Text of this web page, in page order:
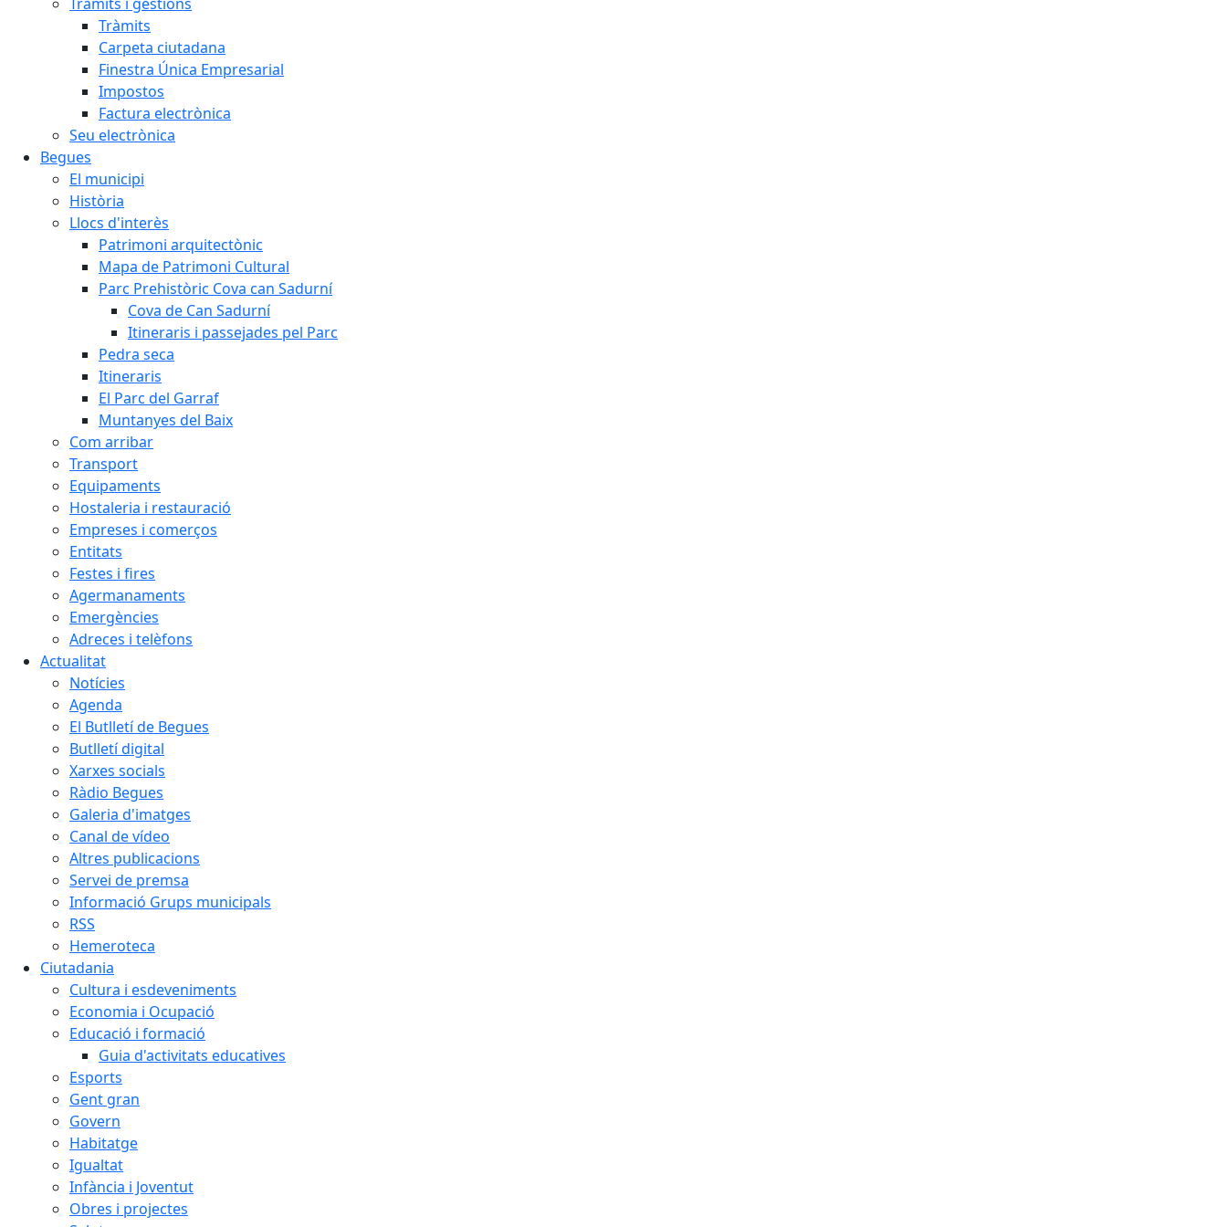
Tràmits
Carpeta ciutadana
Finestra Única Empresarial
Impostos
Factura electrònica
Seu electrònica
Begues
El municipi
Història
Llocs d'interès
Patrimoni arquitectònic
Mapa de Patrimoni Cultural
Parc Prehistòric Cova can Sadurní
Cova de Can Sadurní
Itineraris i passejades pel Parc
Pedra seca
Itineraris
El Parc del Garraf
Muntanyes del Baix
Com arribar
Transport
Equipaments
Hostaleria i restauració
Empreses i comerços
Entitats
Festes i fires
Agermanaments
Emergències
Adreces i telèfons
Actualitat
Notícies
Agenda
El Butlletí de Begues
Butlletí digital
Xarxes socials
Ràdio Begues
Galeria d'imatges
Canal de vídeo
Altres publicacions
Servei de premsa
Informació Grups municipals
RSS
Hemeroteca
Ciutadania
Cultura i esdeveniments
Economia i Ocupació
Educació i formació
Guia d'activitats educatives
Esports
Gent gran
Govern
Habitatge
Igualtat
Infància i Joventut
Obres i projectes